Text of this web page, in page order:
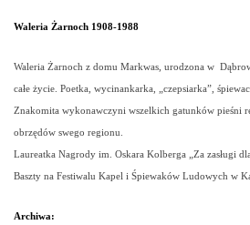
Waleria Żarnoch 1908-1988
Waleria Żarnoch z domu Markwas, urodzona w
całe życie. Poetka, wycinankarka, „czepsiarka”,
Znakomita wykonawczyni wszelkich gatunków pieśni
obrzędów swego regionu.
Laureatka Nagrody im. Oskara Kolberga „Za zasługi
Baszty na Festiwalu Kapel i Śpiewaków Ludowych w
Archiwa: